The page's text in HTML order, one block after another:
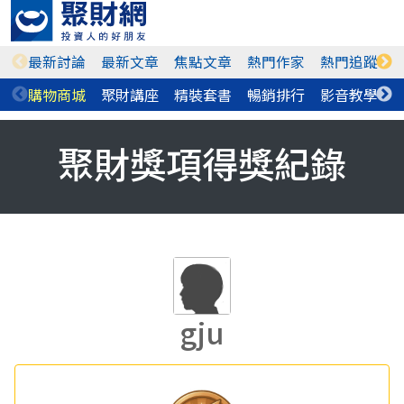
最新討論 最新文章 焦點文章 熱門作家 熱門追蹤
購物商城 聚財講座 精裝套書 暢銷排行 影音教學
聚財獎項得獎紀錄
gju